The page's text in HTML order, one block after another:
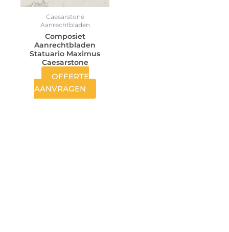
Caesarstone
Aanrechtbladen
Composiet
Aanrechtbladen
Statuario Maximus
Caesarstone
OFFERTE
AANVRAGEN